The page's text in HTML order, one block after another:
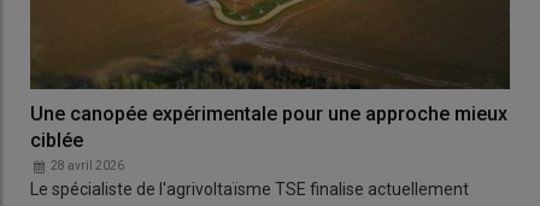
Une canopée expérimentale pour une approche mieux
ciblée
28 avril 2026
Le spécialiste de l'agrivoltaïsme TSE finalise actuellement